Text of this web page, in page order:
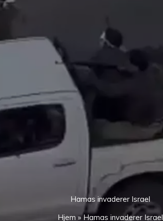
Hamas invaderer Israel
Hjem » Hamas invaderer Israel